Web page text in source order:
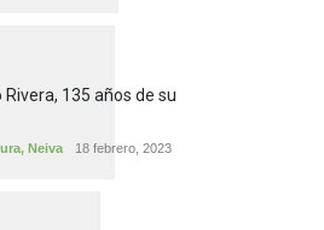
135 años de su
, Neiva 18 febrero, 2023